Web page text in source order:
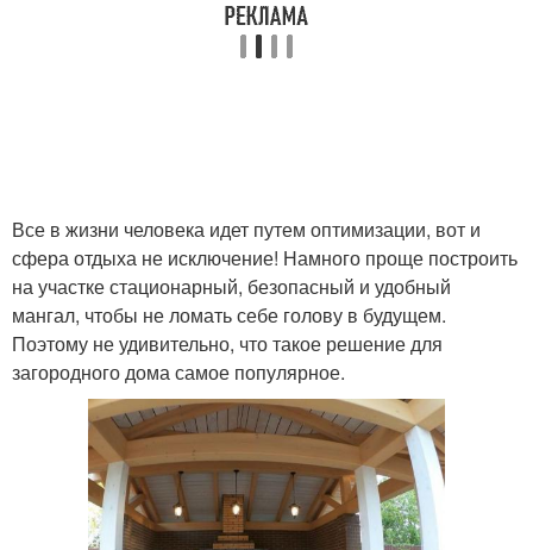
Все в жизни человека идет путем оптимизации, вот и
сфера отдыха не исключение! Намного проще построить
на участке стационарный, безопасный и удобный
мангал, чтобы не ломать себе голову в будущем.
Поэтому не удивительно, что такое решение для
загородного дома самое популярное.